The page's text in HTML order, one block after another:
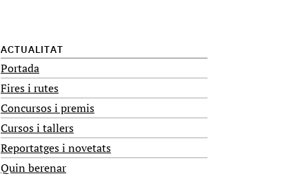
ACTUALITAT
Portada
Fires i rutes
Concursos i premis
Cursos i tallers
Reportatges i novetats
Quin berenar